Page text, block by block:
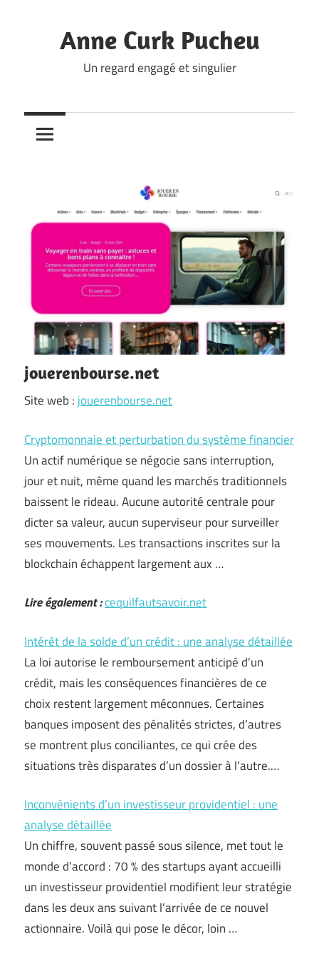
contentAnne Curk Pucheu
Un regard engagé et singulier
jouerenbourse.net
Site web : jouerenbourse.net
Cryptomonnaie et perturbation du système financier
Un actif numérique se négocie sans interruption,
jour et nuit, même quand les marchés traditionnels
baissent le rideau. Aucune autorité centrale pour
dicter sa valeur, aucun superviseur pour surveiller
ses mouvements. Les transactions inscrites sur la
blockchain échappent largement aux …
Lire également :cequilfautsavoir.net
Intérêt de la solde d’un crédit : une analyse détaillée
La loi autorise le remboursement anticipé d’un
crédit, mais les conséquences financières de ce
choix restent largement méconnues. Certaines
banques imposent des pénalités strictes, d’autres
se montrent plus conciliantes, ce qui crée des
situations très disparates d’un dossier à l’autre.…
Inconvénients d’un investisseur providentiel : une
analyse détaillée
Un chiffre, souvent passé sous silence, met tout le
monde d’accord : 70 % des startups ayant accueilli
un investisseur providentiel modifient leur stratégie
dans les deux ans suivant l’arrivée de ce nouvel
actionnaire. Voilà qui pose le décor, loin …